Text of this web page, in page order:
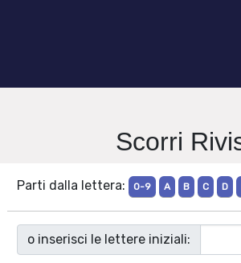
Scorri
Parti dalla lettera: 0-9 A B C D
o inserisci le lettere iniziali: